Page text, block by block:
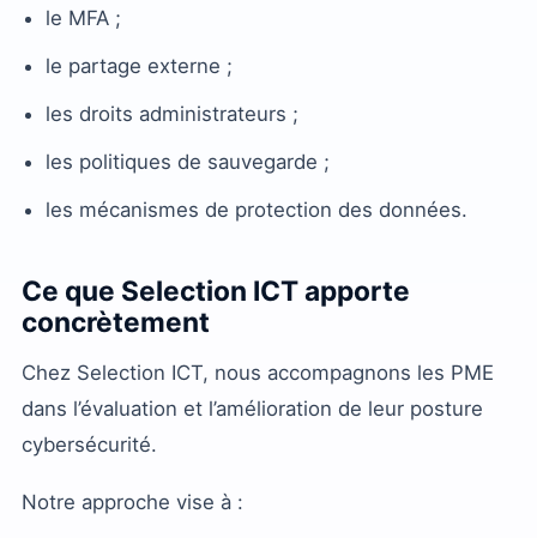
le MFA ;
le partage externe ;
les droits administrateurs ;
les politiques de sauvegarde ;
les mécanismes de protection des données.
Ce que Selection ICT apporte
concrètement
Chez Selection ICT, nous accompagnons les PME
dans l’évaluation et l’amélioration de leur posture
cybersécurité.
Notre approche vise à :